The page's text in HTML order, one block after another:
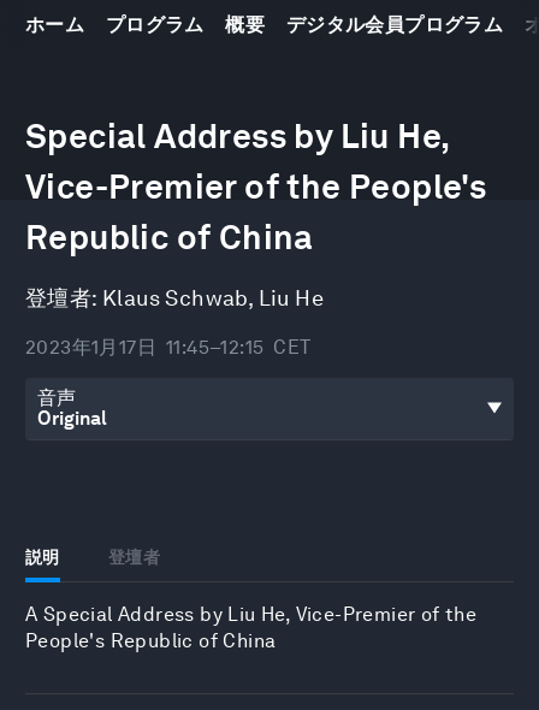
ホーム プログラム 概要 デジタル会員プログラム
Special Address by Liu He,
Vice-Premier of the People's
Republic of China
登壇者: Klaus Schwab, Liu He
2023年1月17日 11:45–12:15 CET
音声
説明 登壇者
A Special Address by Liu He, Vice-Premier of the
People's Republic of China
of
minutes,
25